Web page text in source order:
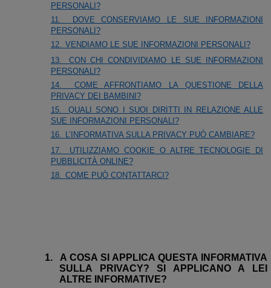
PERSONALI?
11.
DOVE CONSERVIAMO LE SUE INFORMAZIONI
PERSONALI?
12. VENDIAMO LE SUE INFORMAZIONI PERSONALI?
13.
CON CHI CONDIVIDIAMO LE SUE INFORMAZIONI
PERSONALI?
14.
COME AFFRONTIAMO LA QUESTIONE DELLA
PRIVACY DEI BAMBINI?
15.
QUALI SONO I SUOI DIRITTI IN RELAZIONE ALLE
SUE INFORMAZIONI PERSONALI?
16. L’INFORMATIVA SULLA PRIVACY PUÒ CAMBIARE?
17.
UTILIZZIAMO COOKIE O ALTRE TECNOLOGIE DI
PUBBLICITÀ ONLINE?
18. COME PUÒ CONTATTARCI?
1.
A COSA SI APPLICA QUESTA INFORMATIVA
SULLA PRIVACY? SI APPLICANO A LEI
ALTRE INFORMATIVE?